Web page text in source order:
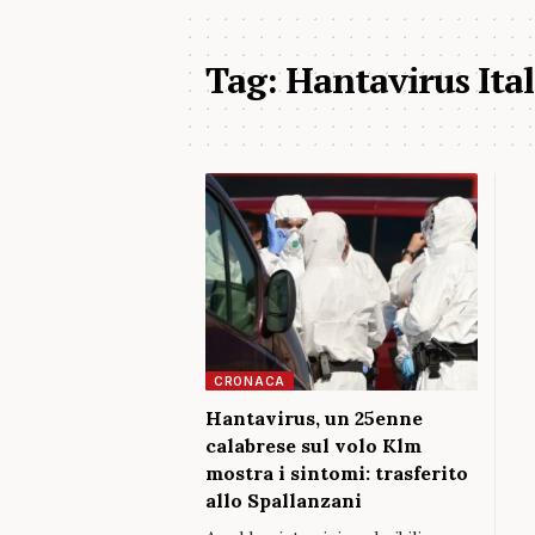
Tag:Hantavirus
CRONACA
Hantavirus, un 25enne
calabrese sul volo Klm
mostra i sintomi: trasferito
allo Spallanzani